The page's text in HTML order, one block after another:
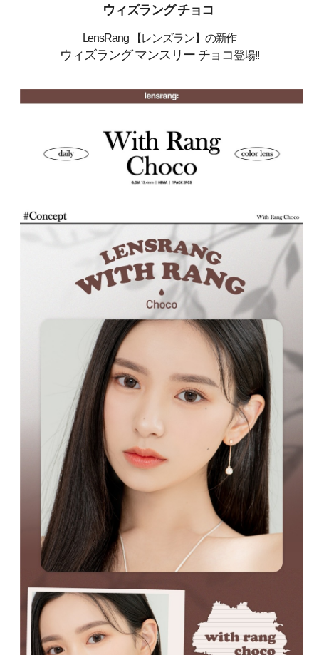
ウィズラング チョコ
LensRang 【レンズラン】の新作
ウィズラング マンスリー チョコ登場!!